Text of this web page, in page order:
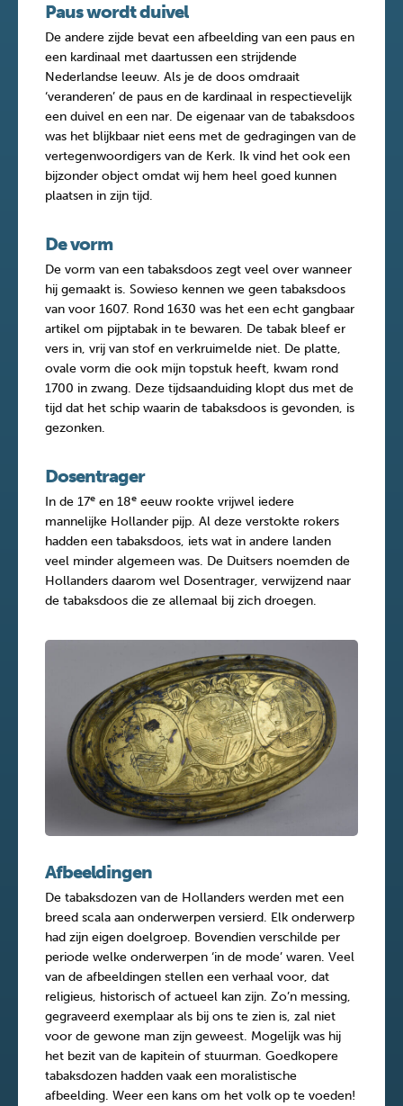
Paus wordt duivel
De andere zijde bevat een afbeelding van een paus en
een kardinaal met daartussen een strijdende
Nederlandse leeuw. Als je de doos omdraait
‘veranderen’ de paus en de kardinaal in respectievelijk
een duivel en een nar. De eigenaar van de tabaksdoos
was het blijkbaar niet eens met de gedragingen van de
vertegenwoordigers van de Kerk. Ik vind het ook een
bijzonder object omdat wij hem heel goed kunnen
plaatsen in zijn tijd.
De vorm
De vorm van een tabaksdoos zegt veel over wanneer
hij gemaakt is. Sowieso kennen we geen tabaksdoos
van voor 1607. Rond 1630 was het een echt gangbaar
artikel om pijptabak in te bewaren. De tabak bleef er
vers in, vrij van stof en verkruimelde niet. De platte,
ovale vorm die ook mijn topstuk heeft, kwam rond
1700 in zwang. Deze tijdsaanduiding klopt dus met de
tijd dat het schip waarin de tabaksdoos is gevonden, is
gezonken.
Dosentrager
In de 17e en 18e eeuw rookte vrijwel iedere
mannelijke Hollander pijp. Al deze verstokte rokers
hadden een tabaksdoos, iets wat in andere landen
veel minder algemeen was. De Duitsers noemden de
Hollanders daarom wel Dosentrager, verwijzend naar
de tabaksdoos die ze allemaal bij zich droegen.
Afbeeldingen
De tabaksdozen van de Hollanders werden met een
breed scala aan onderwerpen versierd. Elk onderwerp
had zijn eigen doelgroep. Bovendien verschilde per
periode welke onderwerpen ‘in de mode’ waren. Veel
van de afbeeldingen stellen een verhaal voor, dat
religieus, historisch of actueel kan zijn. Zo’n messing,
gegraveerd exemplaar als bij ons te zien is, zal niet
voor de gewone man zijn geweest. Mogelijk was hij
het bezit van de kapitein of stuurman. Goedkopere
tabaksdozen hadden vaak een moralistische
afbeelding. Weer een kans om het volk op te voeden!